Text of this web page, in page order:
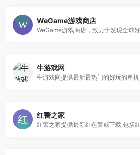
WeGame游戏商店
牛游戏网
红警之家